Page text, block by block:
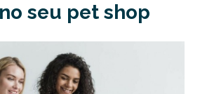
seu pet shop